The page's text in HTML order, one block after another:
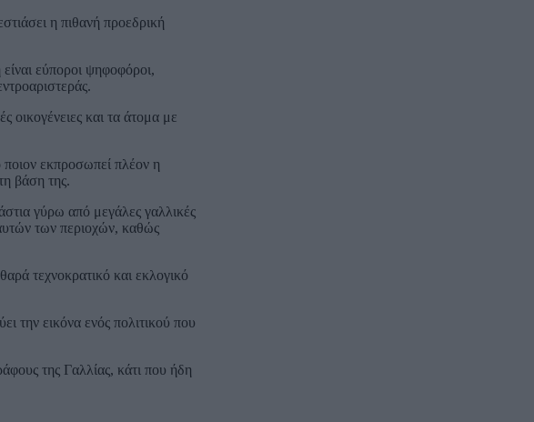
η πιθανή προεδρική
εύποροι ψηφοφόροι,
οικογένειες και τα άτομα με
εκπροσωπεί πλέον η
βάση της.
γύρω από μεγάλες γαλλικές
των περιοχών, καθώς
τεχνοκρατικό και εκλογικό
την εικόνα ενός πολιτικού που
της Γαλλίας, κάτι που ήδη